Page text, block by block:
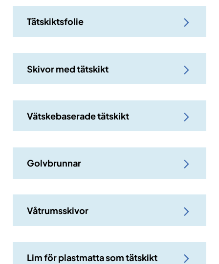
Tätskiktsfolie
Skivor med tätskikt
Vätskebaserade tätskikt
Golvbrunnar
Våtrumsskivor
Lim för plastmatta som tätskikt